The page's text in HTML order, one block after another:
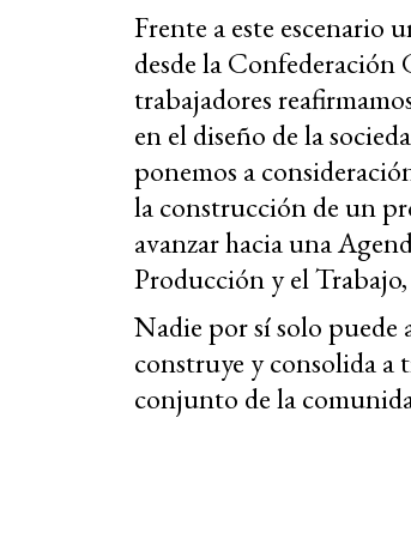
Frente a este escenario
desde la Confederación
trabajadores
en el diseño de la
ponemos a
la construcción de un
avanzar hacia una
Producción y el
Nadie por sí solo puede
construye y consolida a
conjunto de la